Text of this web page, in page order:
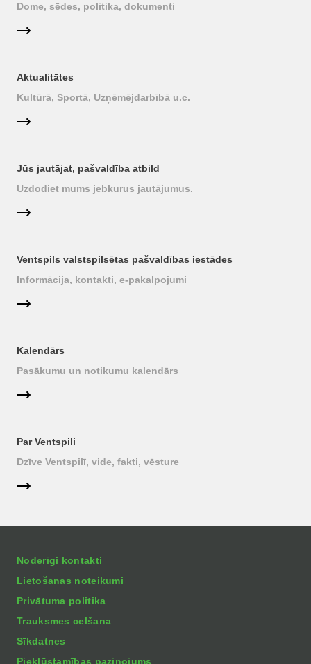
Dome, sēdes, politika, dokumenti
Aktualitātes
Kultūrā, Sportā, Uzņēmējdarbībā u.c.
Jūs jautājat, pašvaldība atbild
Uzdodiet mums jebkurus jautājumus.
Ventspils valstspilsētas pašvaldības iestādes
Informācija, kontakti, e-pakalpojumi
Kalendārs
Pasākumu un notikumu kalendārs
Par Ventspili
Dzīve Ventspilī, vide, fakti, vēsture
Noderīgi kontakti
Lietošanas noteikumi
Privātuma politika
Trauksmes celšana
Sīkdatnes
Piekļūstamības paziņojums